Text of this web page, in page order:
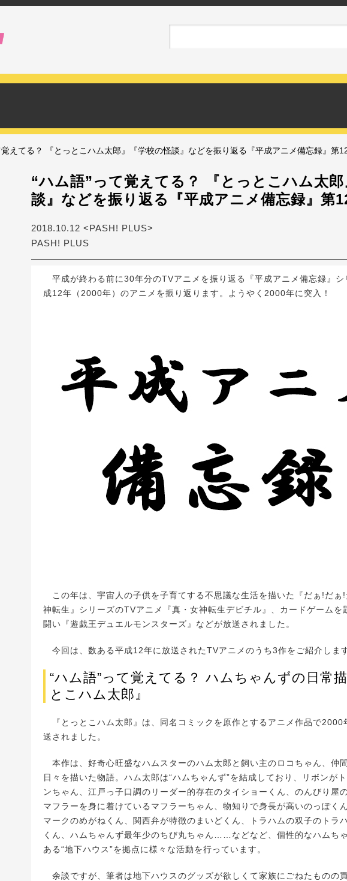
覚えてる？ 『とっとこハム太郎』『学校の怪談』などを振り返る『平成アニメ備忘録』第
“ハム語”って覚えてる？ 『とっとこハム太
談』などを振り返る『平成アニメ備忘録』第
2018.10.12 <PASH! PLUS>
PASH! PLUS
平成が終わる前に30年分のTVアニメを振り返る『平成アニメ備忘録』
成12年（2000年）のアニメを振り返ります。ようやく2000年に突入！
この年は、宇宙人の子供を子育てする不思議な生活を描いた『だぁ!だぁ
神転生』シリーズのTVアニメ『真・女神転生デビチル』、カードゲームを
闘い『遊戯王デュエルモンスターズ』などが放送されました。
今回は、数ある平成12年に放送されたTVアニメのうち3作をご紹介しま
“ハム語”って覚えてる？ ハムちゃんずの日常
とこハム太郎』
『とっとこハム太郎』は、同名コミックを原作とするアニメ作品で2000
送されました。
本作は、好奇心旺盛なハムスターのハム太郎と飼い主のロコちゃん、仲
日々を描いた物語。ハム太郎は“ハムちゃんず”を結成しており、リボンが
ンちゃん、江戸っ子口調のリーダー的存在のタイショーくん、のんびり屋
マフラーを身に着けているマフラーちゃん、物知りで身長が高いのっぽく
マークのめがねくん、関西弁が特徴のまいどくん、トラハムの双子のトラ
くん、ハムちゃんず最年少のちび丸ちゃん……などなど、個性的なハムち
ある“地下ハウス”を拠点に様々な活動を行っています。
余談ですが、筆者は地下ハウスのグッズが欲しくて家族にごねたものの